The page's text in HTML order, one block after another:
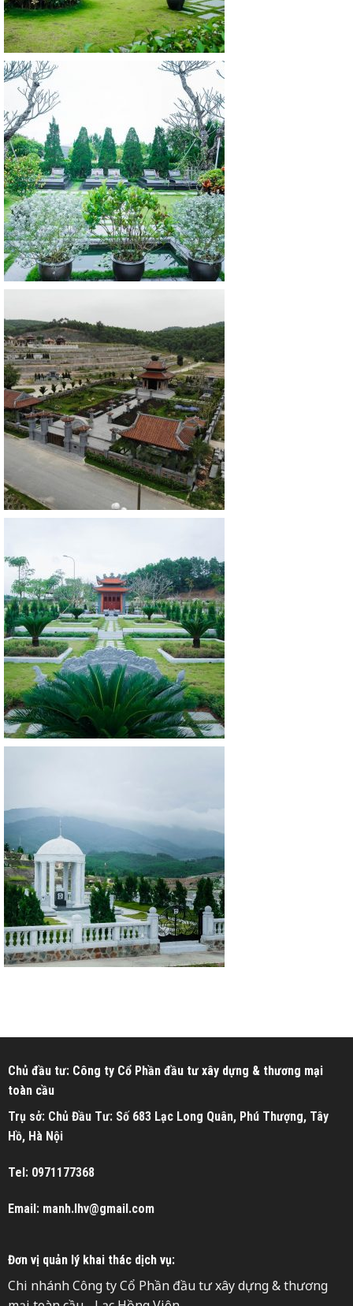
Chủ đầu tư: Công ty Cổ Phần đầu tư xây dựng & thương mại
toàn cầu
Trụ sở: Chủ Đầu Tư: Số 683 Lạc Long Quân, Phú Thượng, Tây
Hồ, Hà Nội
Tel: 0971177368
Email: manh.lhv@gmail.com
Đơn vị quản lý khai thác dịch vụ:
Chi nhánh Công ty Cổ Phần đầu tư xây dựng & thương